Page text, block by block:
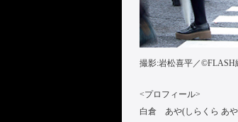
撮影:岩松喜平／©︎FLASH
<プロフィール>
白倉 あや(しらくら あ